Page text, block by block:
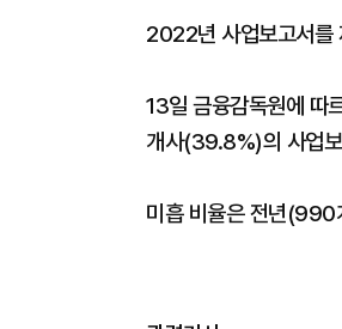
2022년 사업보고서를
13일 금융감독원에 따
개사(39.8%)의 사업
미흡 비율은 전년